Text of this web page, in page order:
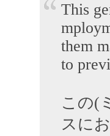
This
them
to
この(
スに